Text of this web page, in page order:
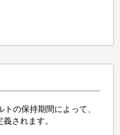
の保持期間によって、
されます。